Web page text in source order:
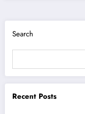
Search
Recent Posts